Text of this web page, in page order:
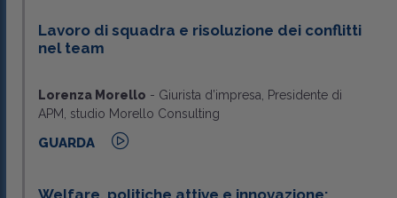
Lavoro di squadra e risoluzione dei conflitti
nel team
Lorenza Morello - Giurista d’impresa, Presidente di
APM, studio Morello Consulting
GUARDA